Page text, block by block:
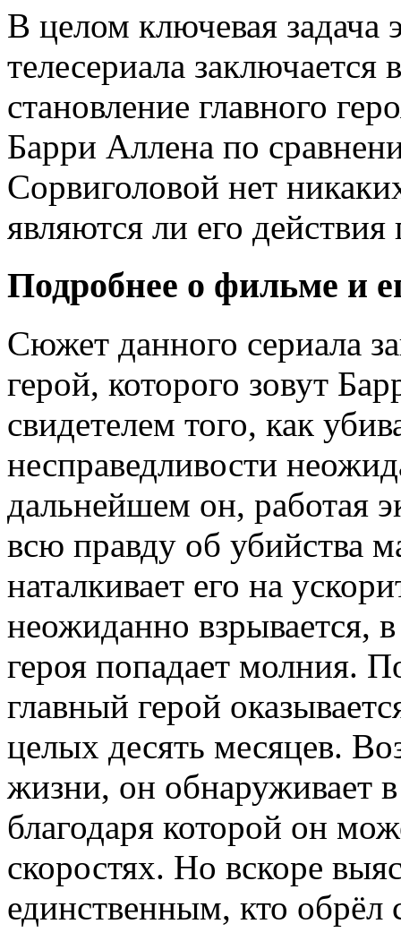
В целом ключевая задача
телесериала заключается
становление главного
Барри Аллена по
Сорвиголовой нет
являются ли его
Подробнее о фильме и
Сюжет данного сериала
герой, которого зовут
свидетелем того, как
несправедливости
дальнейшем он, работая
всю правду об убийства
наталкивает его на
неожиданно взрывается, в
героя попадает молния.
главный герой
целых десять месяцев.
жизни, он обнаруживает
благодаря которой он
скоростях. Но вскоре
единственным, кто обрёл